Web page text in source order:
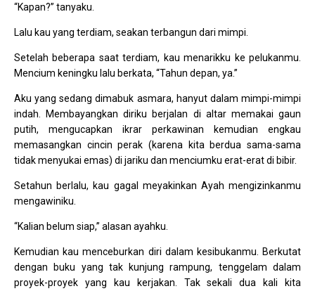
“Kapan?” tanyaku.
Lalu kau yang terdiam, seakan terbangun dari mimpi.
Setelah beberapa saat terdiam, kau menarikku ke pelukanmu.
Mencium keningku lalu berkata, “Tahun depan, ya.”
Aku yang sedang dimabuk asmara, hanyut dalam mimpi-mimpi
indah. Membayangkan diriku berjalan di altar memakai gaun
putih, mengucapkan ikrar perkawinan kemudian engkau
memasangkan cincin perak (karena kita berdua sama-sama
tidak menyukai emas) di jariku dan menciumku erat-erat di bibir.
Setahun berlalu, kau gagal meyakinkan Ayah mengizinkanmu
mengawiniku.
“Kalian belum siap,” alasan ayahku.
Kemudian kau menceburkan diri dalam kesibukanmu. Berkutat
dengan buku yang tak kunjung rampung, tenggelam dalam
proyek-proyek yang kau kerjakan. Tak sekali dua kali kita